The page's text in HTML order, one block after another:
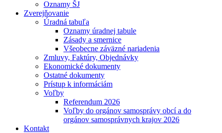
Oznamy ŠJ
Zverejňovanie
Úradná tabuľa
Oznamy úradnej tabule
Zásady a smernice
Všeobecne záväzné nariadenia
Zmluvy, Faktúry, Objednávky
Ekonomické dokumenty
Ostatné dokumenty
Prístup k informáciám
Voľby
Referendum 2026
Voľby do orgánov samosprávy obcí a do
orgánov samosprávnych krajov 2026
Kontakt